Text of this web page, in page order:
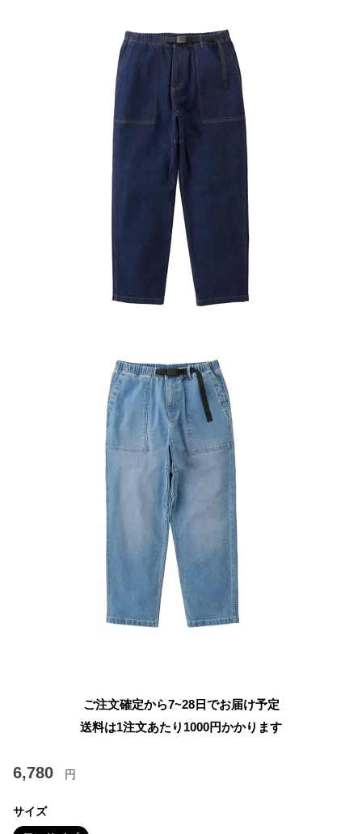
ご注文確定から7~28日でお届け予定
送料は1注文あたり 1000円かかります
6,780 円
サイズ